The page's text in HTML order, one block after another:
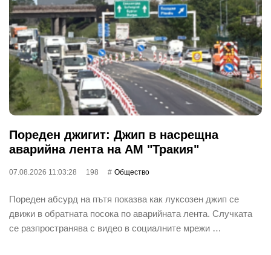
Пореден джигит: Джип в насрещна
аварийна лента на АМ "Тракия"
07.08.2026 11:03:28 198 Общество
Пореден абсурд на пътя показва как луксозен джип се
движи в обратната посока по аварийната лента. Случката
се разпространява с видео в социалните мрежи …